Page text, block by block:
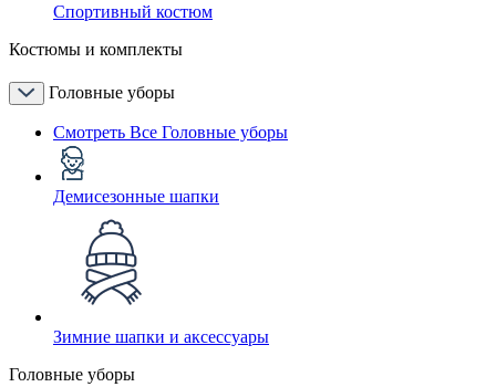
Спортивный костюм
Костюмы и комплекты
Головные уборы
Смотреть Все Головные уборы
Демисезонные шапки
Зимние шапки и аксессуары
Головные уборы